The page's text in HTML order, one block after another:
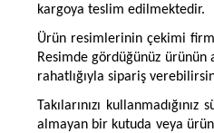
kargoya teslim edilmektedir.
Ürün resimlerinin çekimi
Resimde gördüğünüz ürünün
rahatlığıyla sipariş
Takılarınızı
almayan bir kutuda veya